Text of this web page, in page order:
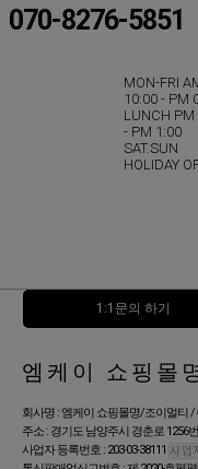
070-8276-5851
MON-FRI
10:00 - PM
LUNCH PM
- PM 1:00
SAT.SUN
HOLIDAY
1:1문의 하기
엠케이 쇼핑몰
회사명 : 엠케이 쇼핑몰명/조이멀티
주소 : 경기도 남양주시 경춘로 1256
사업자 등록번호 : 203-03-38111